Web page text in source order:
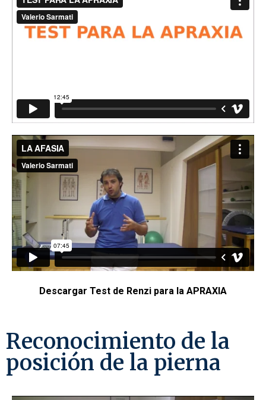
Descargar Test de Renzi para la APRAXIA
Reconocimiento de la
posición de la pierna